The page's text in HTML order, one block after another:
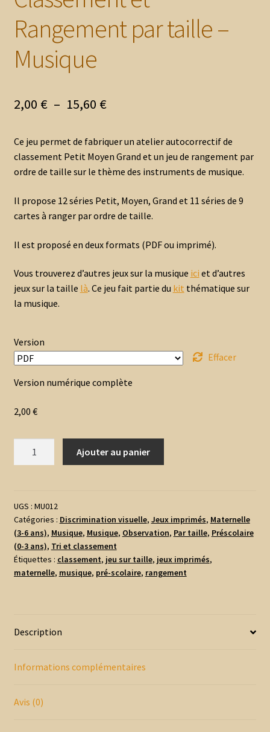
Rangement par taille –
Musique
2,00 € – 15,60 €Plage
prix :
2,00 €
15,60 €
Ce jeu permet de fabriquer un atelier autocorrectif de
classement Petit Moyen Grand et un jeu de rangement par
ordre de taille sur le thème des instruments de musique.
Il propose 12 séries Petit, Moyen, Grand et 11 séries de 9
cartes à ranger par ordre de taille.
Il est proposé en deux formats (PDF ou imprimé).
Vous trouverez d’autres jeux sur la musique ici et d’autres
jeux sur la taille là. Ce jeu fait partie du kit thématique sur
la musique.
Version
Effacer
Version numérique complète
2,00 €
Rangement
par
taille
-
Musique
Ajouter au panier
UGS : MU012
Catégories : Discrimination visuelle, Jeux imprimés, Maternelle
(3-6 ans), Musique, Musique, Observation, Par taille, Préscolaire
(0-3 ans), Tri et classement
Étiquettes : classement, jeu sur taille, jeux imprimés,
maternelle, musique, pré-scolaire, rangement
Description
Informations complémentaires
Avis (0)